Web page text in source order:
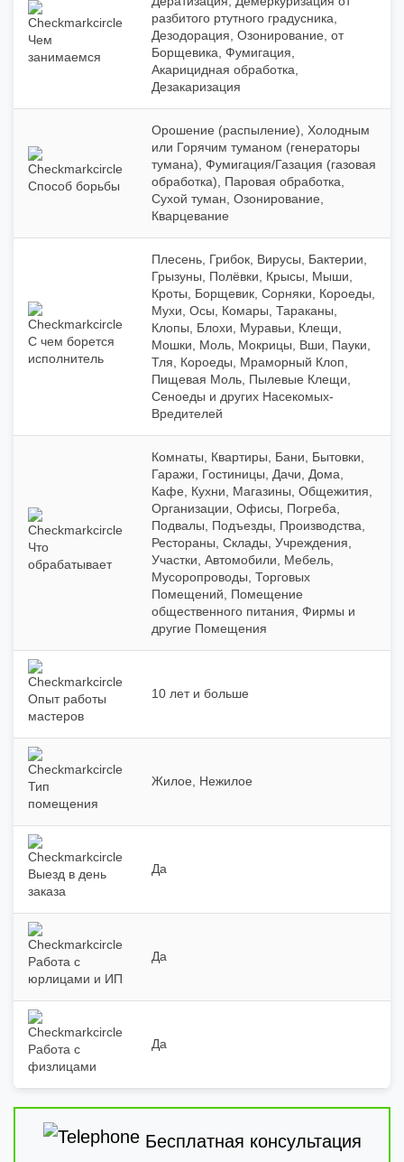
Чем
занимаемся
разбитого ртутного градусника,
Дезодорация, Озонирование, от
Борщевика, Фумигация,
Акарицидная обработка,
Дезакаризация
Способ борьбы
Орошение (распыление), Холодным
или Горячим туманом (генераторы
тумана), Фумигация/Газация (газовая
обработка), Паровая обработка,
Сухой туман, Озонирование,
Кварцевание
С чем борется
исполнитель
Плесень, Грибок, Вирусы, Бактерии,
Грызуны, Полёвки, Крысы, Мыши,
Кроты, Борщевик, Сорняки, Короеды,
Мухи, Осы, Комары, Тараканы,
Клопы, Блохи, Муравьи, Клещи,
Мошки, Моль, Мокрицы, Вши, Пауки,
Тля, Короеды, Мраморный Клоп,
Пищевая Моль, Пылевые Клещи,
Сеноеды и других Насекомых-
Вредителей
Что
обрабатывает
Комнаты, Квартиры, Бани, Бытовки,
Гаражи, Гостиницы, Дачи, Дома,
Кафе, Кухни, Магазины, Общежития,
Организации, Офисы, Погреба,
Подвалы, Подъезды, Производства,
Рестораны, Склады, Учреждения,
Участки, Автомобили, Мебель,
Мусоропроводы, Торговых
Помещений, Помещение
общественного питания, Фирмы и
другие Помещения
Опыт работы
мастеров
10 лет и больше
Тип
помещения
Жилое, Нежилое
Выезд в день
заказа
Да
Работа с
юрлицами и ИП
Да
Работа с
физлицами
Да
Бесплатная консультация